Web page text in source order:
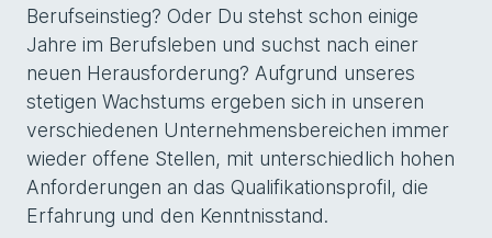
Berufseinstieg? Oder Du stehst schon einige
Jahre im Berufsleben und suchst nach einer
neuen Herausforderung? Aufgrund unseres
stetigen Wachstums ergeben sich in unseren
verschiedenen Unternehmensbereichen immer
wieder offene Stellen, mit unterschiedlich hohen
Anforderungen an das Qualifikationsprofil, die
Erfahrung und den Kenntnisstand.